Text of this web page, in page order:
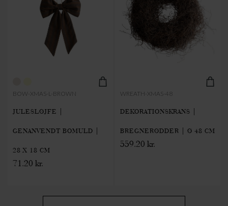
BOW-XMAS-L-BROWN
JULESLØJFE |
GENANVENDT BOMULD |
28 X 18 CM
71.20 kr.
WREATH-XMAS-48
DEKORATIONSKRANS |
BREGNERØDDER | Ø 48 CM
559.20 kr.